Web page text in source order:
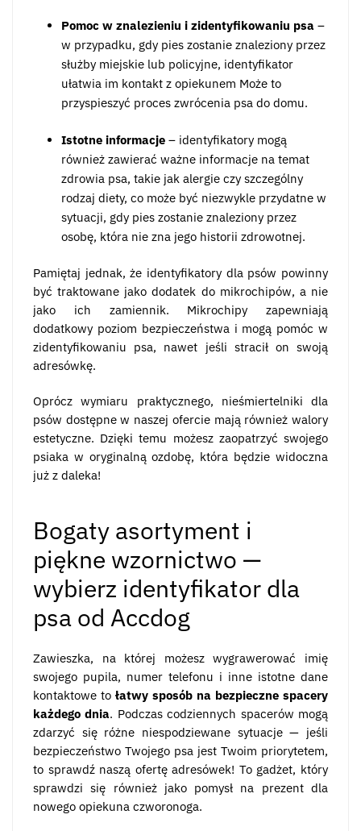
Pomoc w znalezieniu i zidentyfikowaniu psa –
w przypadku, gdy pies zostanie znaleziony przez
służby miejskie lub policyjne, identyfikator
ułatwia im kontakt z opiekunem Może to
przyspieszyć proces zwrócenia psa do domu.
Istotne informacje – identyfikatory mogą
również zawierać ważne informacje na temat
zdrowia psa, takie jak alergie czy szczególny
rodzaj diety, co może być niezwykle przydatne w
sytuacji, gdy pies zostanie znaleziony przez
osobę, która nie zna jego historii zdrowotnej.
Pamiętaj jednak, że identyfikatory dla psów powinny
być traktowane jako dodatek do mikrochipów, a nie
jako ich zamiennik. Mikrochipy zapewniają
dodatkowy poziom bezpieczeństwa i mogą pomóc w
zidentyfikowaniu psa, nawet jeśli stracił on swoją
adresówkę.
Oprócz wymiaru praktycznego, nieśmiertelniki dla
psów dostępne w naszej ofercie mają również walory
estetyczne. Dzięki temu możesz zaopatrzyć swojego
psiaka w oryginalną ozdobę, która będzie widoczna
już z daleka!
Bogaty asortyment i
piękne wzornictwo —
wybierz identyfikator dla
psa od Accdog
Zawieszka, na której możesz wygrawerować imię
swojego pupila, numer telefonu i inne istotne dane
kontaktowe to łatwy sposób na bezpieczne spacery
każdego dnia. Podczas codziennych spacerów mogą
zdarzyć się różne niespodziewane sytuacje — jeśli
bezpieczeństwo Twojego psa jest Twoim priorytetem,
to sprawdź naszą ofertę adresówek! To gadżet, który
sprawdzi się również jako pomysł na prezent dla
nowego opiekuna czworonoga.